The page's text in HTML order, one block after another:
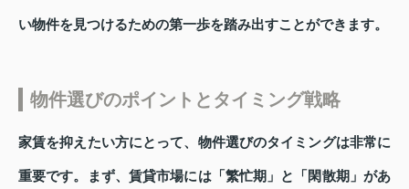
い物件を見つけるための第一歩を踏み出すことができます。
物件選びのポイントとタイミング戦略
家賃を抑えたい方にとって、物件選びのタイミングは非常に
重要です。まず、賃貸市場には「繁忙期」と「閑散期」があ